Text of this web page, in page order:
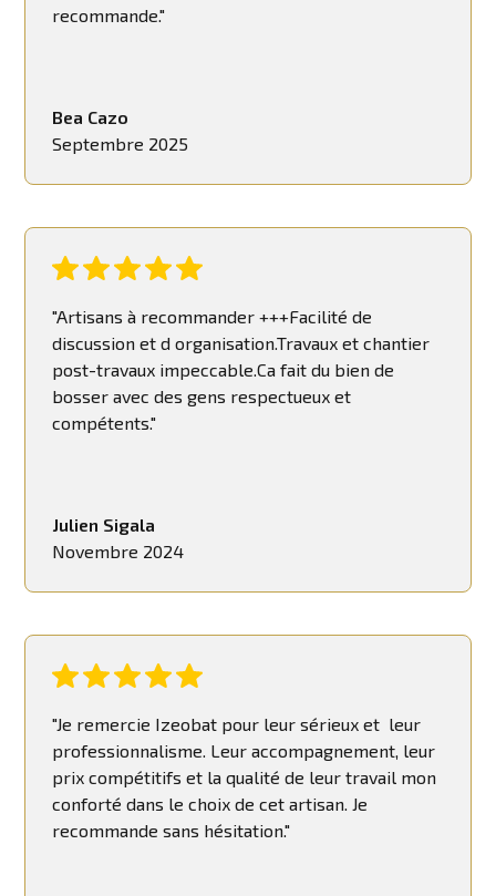
recommande."
Bea Cazo
Septembre 2025
"Artisans à recommander +++Facilité de
discussion et d organisation.Travaux et chantier
post-travaux impeccable.Ca fait du bien de
bosser avec des gens respectueux et
compétents."
Julien Sigala
Novembre 2024
"Je remercie Izeobat pour leur sérieux et leur
professionnalisme. Leur accompagnement, leur
prix compétitifs et la qualité de leur travail mon
conforté dans le choix de cet artisan. Je
recommande sans hésitation."